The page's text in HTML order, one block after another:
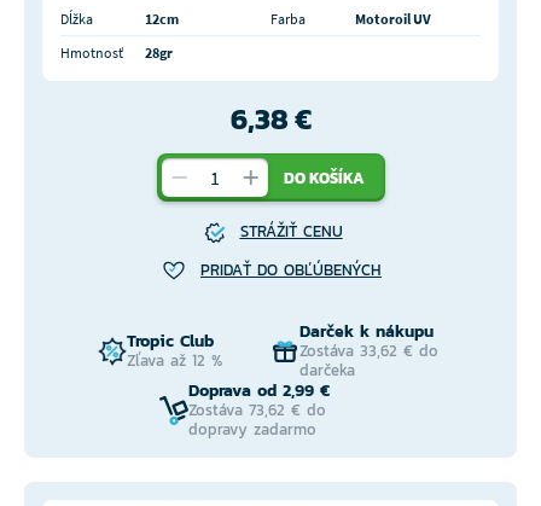
Dĺžka 12cm Farba
Motoroil UV
Hmotnosť
28gr
6,38 €
DO KOŠÍKA
STRÁŽIŤ CENU
PRIDAŤ DO OBĽÚBENÝCH
Tropic Club
Zľava až 12 %
Darček k nákupu
Zostáva 33,62 € do
darčeka
Doprava od 2,99 €
Zostáva 73,62 € do
dopravy zadarmo